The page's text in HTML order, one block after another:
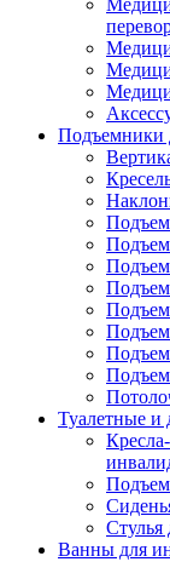
Подъемники
Туалетные и
Стулья
Ванны для